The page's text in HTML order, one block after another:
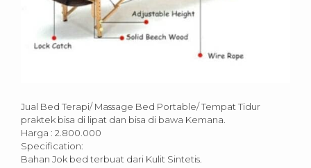
Jual Bed Terapi/ Massage Bed Portable/ Tempat Tidur
praktek bisa di lipat dan bisa di bawa Kemana.
Harga : 2.800.000
Specification:
Bahan Jok bed terbuat dari Kulit Sintetis.